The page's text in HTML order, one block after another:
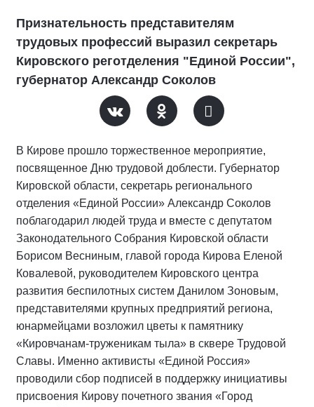
Признательность представителям
трудовых профессий выразил секретарь
Кировского реготделения "Единой России",
губернатор Александр Соколов
В Кирове прошло торжественное мероприятие,
посвященное Дню трудовой доблести. Губернатор
Кировской области, секретарь регионального
отделения «Единой России» Александр Соколов
поблагодарил людей труда и вместе с депутатом
Законодательного Собрания Кировской области
Борисом Весниным, главой города Кирова Еленой
Ковалевой, руководителем Кировского центра
развития беспилотных систем Данилом Зоновым,
представителями крупных предприятий региона,
юнармейцами возложил цветы к памятнику
«Кировчанам-труженикам тыла» в сквере Трудовой
Славы. Именно активисты «Единой Россия»
проводили сбор подписей в поддержку инициативы
присвоения Кирову почетного звания «Город